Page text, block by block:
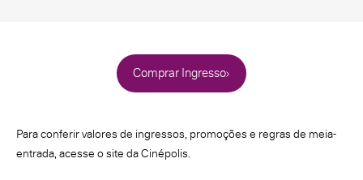
Comprar Ingresso
Para conferir valores de ingressos, promoções e regras de meia-
entrada, acesse o site da Cinépolis.